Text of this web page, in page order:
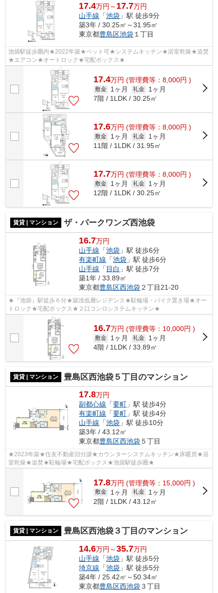
17.4万円～ 17.7万円
山手線 「池袋 」駅 徒歩9分
築3年 / 30.25㎡～31.95㎡
東京都豊島区池袋 １丁目
池袋駅徒歩圏内★2022年築★ペット可★システムキッチン★浴室乾燥★追焚
★エアコン★オートロック★宅配ボックス★
17.4万円 (管理費等：8,000円 )
敷金 1ヶ月 礼金
1ヶ月
7階 / 1LDK / 30.25㎡
17.6万円 (管理費等：8,000円 )
敷金 1ヶ月 礼金
1ヶ月
11階 / 1LDK / 31.95㎡
17.7万円 (管理費等：8,000円 )
敷金 1ヶ月 礼金
1ヶ月
12階 / 1LDK / 30.25㎡
賃貸 | マンション ザ・パークワンズ西池袋
16.7万円
山手線 「池袋 」駅 徒歩6分
有楽町線 「池袋 」駅 徒歩6分
山手線 「 目白 」駅 徒歩7分
築1年 / 33.89㎡
東京都豊島区西池袋２丁目21-20
★『池袋』駅徒歩６分★築浅低層レジデンス★駐輪場・バイク置き場★オー
トロック★宅配ボックス★２口コンロシステムキッチン★
16.7万円 (管理費等：10,000円 )
敷金 1ヶ月 礼金
1ヶ月
4階 / 1LDK / 33.89㎡
賃貸 | マンション 豊島区西池袋５丁目のマンション
17.8万円
副都心線 「要町 」駅 徒歩4分
有楽町線 「要町 」駅 徒歩4分
山手線 「池袋 」駅 徒歩10分
築3年 / 43.12㎡
東京都豊島区西池袋５丁目
★2023年築★住友不動産旧分譲★カウンターシステムキッチン★床暖房★浴
室乾燥★追焚★駐輪場★宅配ボックス★池袋駅徒歩圏★
17.8万円 (管理費等：15,000円 )
敷金 1ヶ月 礼金
1ヶ月
2階 / 1LDK / 43.12㎡
賃貸 | マンション 豊島区西池袋３丁目のマンション
14.6万円～35.7万円
山手線 「池袋 」駅 徒歩5分
埼京線 「池袋 」駅 徒歩5分
築4年 / 25.42㎡～50.34㎡
東京都豊島区西池袋３丁目